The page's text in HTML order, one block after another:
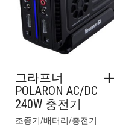
그라프너
POLARON AC/DC
240W 충전기
조종기/배터리/충전기